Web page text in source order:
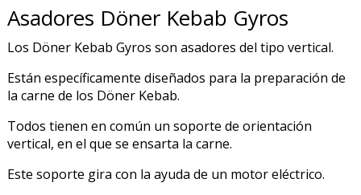
Asadores Döner Kebab Gyros
Los Döner Kebab Gyros son asadores del tipo vertical.
Están específicamente diseñados para la preparación de
la carne de los Döner Kebab.
Todos tienen en común un soporte de orientación
vertical, en el que se ensarta la carne.
Este soporte gira con la ayuda de un motor eléctrico.